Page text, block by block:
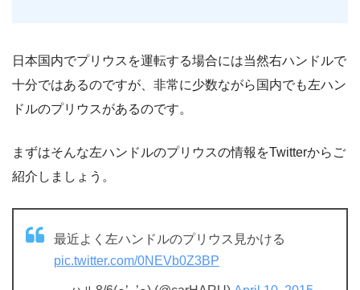
日本国内でプリウスを運転する場合には当然右ハンドルで
十分ではあるのですが、非常に少数ながら国内でも左ハン
ドルのプリウスがあるのです。
まずはそんな左ハンドルのプリウスの情報をTwitterからご
紹介しましょう。
最近よく左ハンドルのプリウス見かける
pic.twitter.com/0NEVb0Z3BP